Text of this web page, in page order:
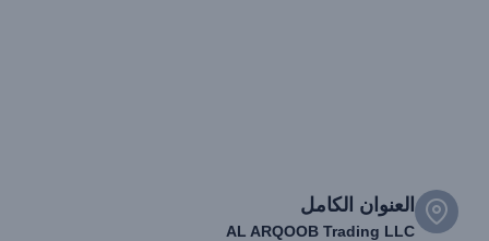
العنوان الكامل
AL ARQOOB Trading LLC